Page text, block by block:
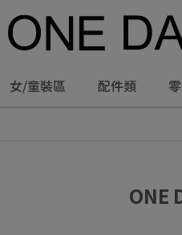
女/童裝區 配件類
ONE